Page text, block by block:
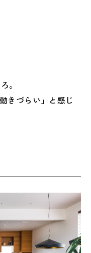
。
きづらい」と感じ